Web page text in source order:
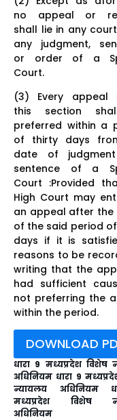
no appeal or
shall lie in any
any judgment,
or order of a
Court.
(3) Every appeal
this section
preferred within a
of thirty days
date of
sentence of a
Court :Provided
High Court may
an appeal after the
of the said period
days if it is
reasons to be
writing that the
had sufficient
not preferring the
within the period.
DOWNLOAD
धारा 9 मध्यप्रदेश विशेष
अधिनियम धारा 9
न्यायलय अधिनियम
मध्यप्रदेश विशेष
अधिनियम